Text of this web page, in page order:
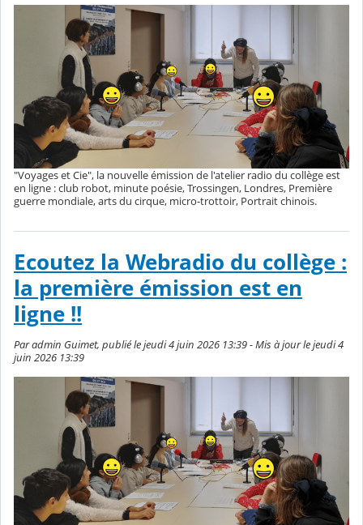
"Voyages et Cie", la nouvelle émission de l'atelier radio du collège est
en ligne : club robot, minute poésie, Trossingen, Londres, Première
guerre mondiale, arts du cirque, micro-trottoir, Portrait chinois.
Ecoutez la Webradio du collège :
la première émission est en
ligne !!
Par admin Guimet, publié le jeudi 4 juin 2026 13:39 - Mis à jour le jeudi 4
juin 2026 13:39